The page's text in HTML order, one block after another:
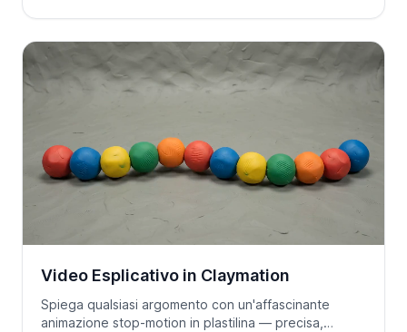
Video Esplicativo in Claymation
Spiega qualsiasi argomento con un'affascinante
animazione stop-motion in plastilina — precisa,